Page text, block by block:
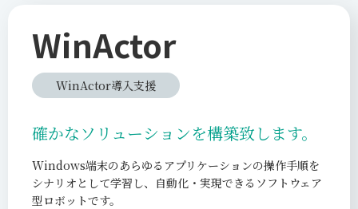
WinActor
WinActor導入支援
確かなソリューションを構築致します。
Windows端末のあらゆるアプリケーションの操作手順を
シナリオとして学習し、自動化・実現できるソフトウェア
型ロボットです。